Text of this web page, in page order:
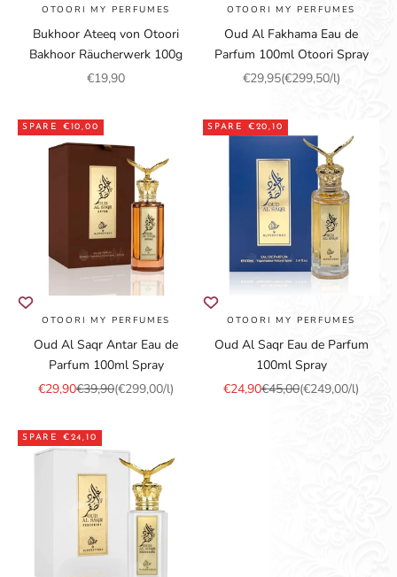
OTOORI MY PERFUMES
Bukhoor Ateeq von Otoori
Bakhoor Räucherwerk 100g
Angebot
€19,90
OTOORI MY PERFUMES
Oud Al Fakhama Eau de
Parfum 100ml Otoori Spray
Angebot
€29,95(€299,50/l)
SPARE €10,00
OTOORI MY PERFUMES
Oud Al Saqr Antar Eau de
Parfum 100ml Spray
Angebot
€29,90Regulärer Preis
€39,90(€299,00/l)
SPARE €20,10
OTOORI MY PERFUMES
Oud Al Saqr Eau de Parfum
100ml Spray
Angebot
€24,90Regulärer Preis
€45,00(€249,00/l)
SPARE €24,10